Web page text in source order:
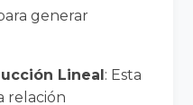
generar
Lineal: Esta
relación